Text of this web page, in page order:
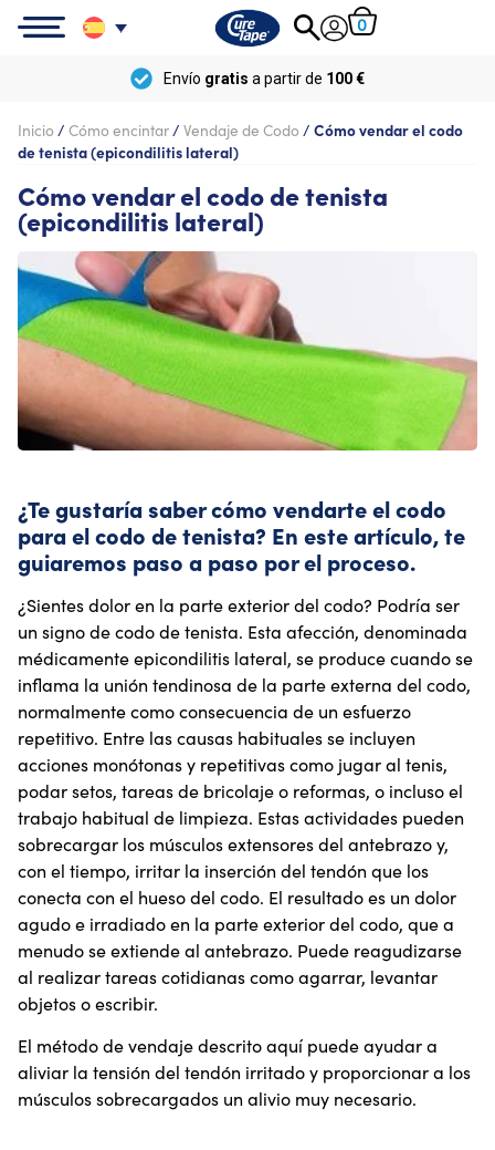
0
Envío gratis a partir de 100 €
Inicio / Cómo encintar/ Vendaje de Codo / Cómo vendar el codo
de tenista (epicondilitis lateral)
Cómo vendar el codo de tenista
(epicondilitis lateral)
¿Te gustaría saber cómo vendarte el codo
para el codo de tenista? En este artículo, te
guiaremos paso a paso por el proceso.
¿Sientes dolor en la parte exterior del codo? Podría ser
un signo de codo de tenista. Esta afección, denominada
médicamente epicondilitis lateral, se produce cuando se
inflama la unión tendinosa de la parte externa del codo,
normalmente como consecuencia de un esfuerzo
repetitivo. Entre las causas habituales se incluyen
acciones monótonas y repetitivas como jugar al tenis,
podar setos, tareas de bricolaje o reformas, o incluso el
trabajo habitual de limpieza. Estas actividades pueden
sobrecargar los músculos extensores del antebrazo y,
con el tiempo, irritar la inserción del tendón que los
conecta con el hueso del codo. El resultado es un dolor
agudo e irradiado en la parte exterior del codo, que a
menudo se extiende al antebrazo. Puede reagudizarse
al realizar tareas cotidianas como agarrar, levantar
objetos o escribir.
El método de vendaje descrito aquí puede ayudar a
aliviar la tensión del tendón irritado y proporcionar a los
músculos sobrecargados un alivio muy necesario.